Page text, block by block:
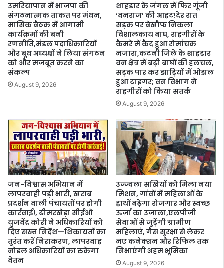
उमरियापान में भाजपा की
संगठनात्मक ताकत पर मंथन,
मासिक बैठक में आगामी
कार्यक्रमों की बनी
रणनीति,मंडल पदाधिकारियों
और बूथ अध्यक्षों ने लिया संगठन
को और मजबूत करने का
संकल्प
August 9, 2026
शाहडार के जंगल में फिर गूंजी
‘वनराज’ की आहट!देर रात
सड़क पर बेखौफ निकला
विशालकाय बाघ, राहगीरों के
कैमरे में कैद हुआ रोमांचक
नजारा,कटनी जिले के शाहडार
वन क्षेत्र में बढ़ी बाघों की हलचल,
सड़क पार कर झाड़ियों में ओझल
हुआ टाइगर; वन विभाग ने
राहगीरों को किया सतर्क
August 9, 2026
जन-विश्वास अभियान में
लापरवाही पड़ी भारी, खराब
प्रदर्शन वाली पंचायतों पर होगी
कार्रवाई!, ढीमरखेड़ा सीईओ
युजवेंद्र कोरी ने अधिकारियों को
दिए सख्त निर्देश—शिकायतों का
तुरंत करें निराकरण, लापरवाह
नोडल अधिकारियों का रुकेगा
वेतन
उज्ज्वला सखियों को मिला नया
मिशन, गांवों में महिलाओं के
हाथों बढ़ेगा रोजगार और स्वच्छ
ऊर्जा का उजाला,एलपीजी
सेवाओं से जुड़ेंगी ग्रामीण
महिलाएं, गैस सुरक्षा से लेकर
नए कनेक्शन और रिफिल तक
निभाएंगी अहम भूमिका
August 9, 2026